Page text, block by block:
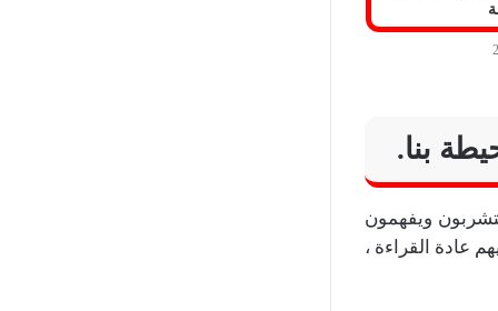
بنا.
ويفهمون
عادة القراءة ،